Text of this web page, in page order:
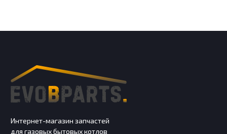
Интернет-магазин запчастей
для газовых бытовых котлов